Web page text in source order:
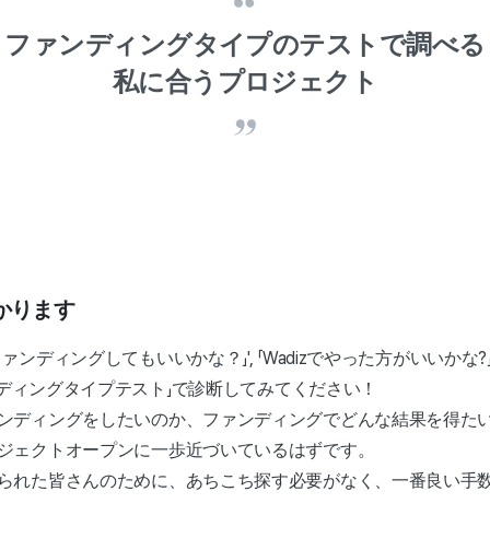
ファンディングタイプのテストで調べる
私に合うプロジェクト
ります
ンディングしてもいいかな？」', 「Wadizでやった方がいいかな
ィングタイプテスト」で診断してみてください！
ディングをしたいのか、ファンディングでどんな結果を得た
ェクトオープンに一歩近づいているはずです。
れた皆さんのために、あちこち探す必要がなく、一番良い手